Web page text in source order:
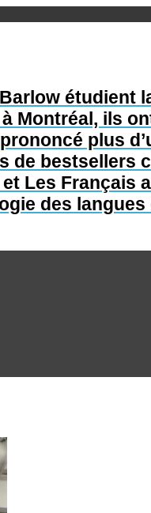
étudient
Montréal, ils
plus
de bestsellers
Les Français
des langues